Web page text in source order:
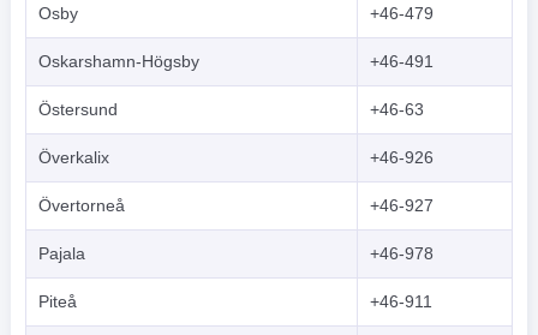
Osby +46-479
Oskarshamn-Högsby +46-491
Östersund +46-63
Överkalix +46-926
Övertorneå +46-927
Pajala +46-978
Piteå +46-911